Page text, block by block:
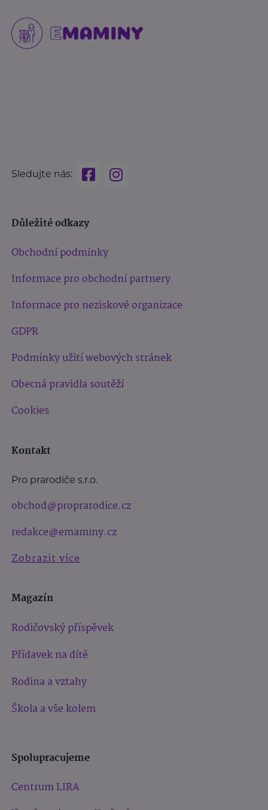
Sledujte nás:
Důležité odkazy
Obchodní podmínky
Informace pro obchodní partnery
Informace pro neziskové organizace
GDPR
Podmínky užití webových stránek
Obecná pravidla soutěží
Cookies
Kontakt
Pro prarodiče s.r.o.
obchod@proprarodice.cz
redakce@emaminy.cz
Zobrazit více
Magazín
Rodičovský příspěvek
Přídavek na dítě
Rodina a vztahy
Škola a vše kolem
Spolupracujeme
Centrum LIRA